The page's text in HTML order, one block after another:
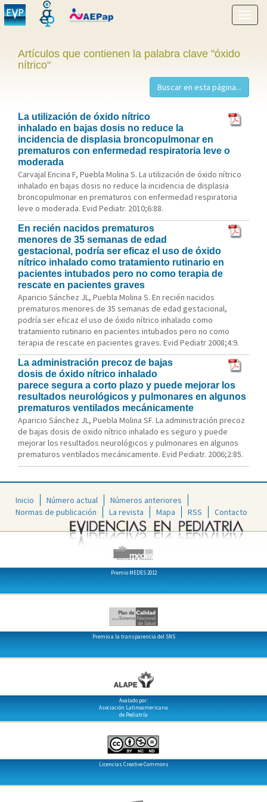
menú
Artículos que contienen la palabra clave "óxido
nítrico"
La utilización de óxido nítrico
inhalado en bajas dosis no reduce la
incidencia de displasia broncopulmonar en
prematuros con enfermedad respiratoria leve o
moderada
Carvajal Encina F, Puebla Molina S. La utilización de óxido nítrico
inhalado en bajas dosis no reduce la incidencia de displasia
broncopulmonar en prematuros con enfermedad respiratoria
leve o moderada. Evid Pediatr. 2010;6:88.
En recién nacidos prematuros
menores de 35 semanas de edad
gestacional, podría ser eficaz el uso de óxido
nítrico inhalado como tratamiento rutinario en
pacientes intubados pero no como terapia de
rescate en pacientes graves
Aparicio Sánchez JL, Puebla Molina S. En recién nacidos
prematuros menores de 35 semanas de edad gestacional,
podría ser eficaz el uso de óxido nítrico inhalado como
tratamiento rutinario en pacientes intubados pero no como
terapia de rescate en pacientes graves. Evid Pediatr 2008;4:9.
La administración precoz de bajas
dosis de óxido nítrico inhalado
parece segura a corto plazo y puede mejorar los
resultados neurológicos y pulmonares en algunos
prematuros ventilados mecánicamente
Aparicio Sánchez JL, Puebla Molina SF. La administración precoz
de bajas dosis de oxido nítrico inhalado es seguro y puede
mejorar los resultados neurológicos y pulmonares en algunos
prematuros ventilados mecánicamente. Evid Pediatr. 2006;2:85.
Inicio Número actual
Números anteriores
Normas de publicación
La revista Mapa RSS Contacto
Premio MEDES 2012
Premio a la transparencia del SNS
Avalado por:
Asociación Latinoamericana
de Pediatría
Licencias Creative Commons